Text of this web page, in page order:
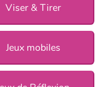
Viser & Tirer
Jeux mobiles